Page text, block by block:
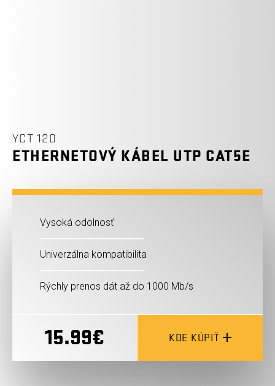
YCT 120
ETHERNETOVÝ KÁBEL UTP CAT5E
Vysoká odolnosť
Univerzálna kompatibilita
Rýchly prenos dát až do 1000 Mb/s
15.99€ KDE KÚPIŤ